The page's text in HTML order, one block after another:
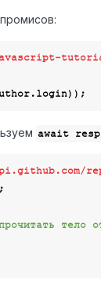
await
тело